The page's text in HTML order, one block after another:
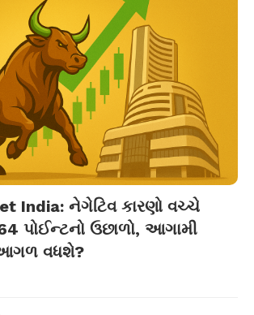
India: નેગેટિવ કારણો વચ્ચે
પોઈન્ટનો ઉછાળો, આગામી
વધશે?